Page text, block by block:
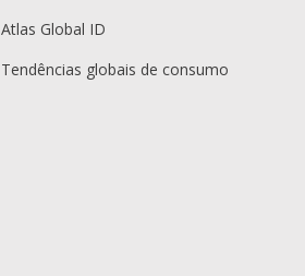
Atlas Global ID
Tendências globais de consumo